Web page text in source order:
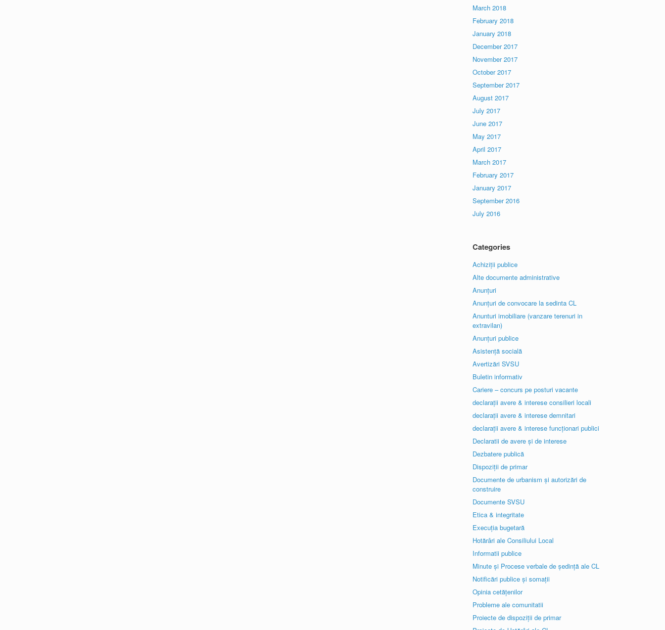
March 2018
February 2018
January 2018
December 2017
November 2017
October 2017
September 2017
August 2017
July 2017
June 2017
May 2017
April 2017
March 2017
February 2017
January 2017
September 2016
July 2016
Categories
Achiziții publice
Alte documente administrative
Anunțuri
Anunțuri de convocare la sedinta CL
Anunturi imobiliare (vanzare terenuri in
extravilan)
Anunțuri publice
Asistență socială
Avertizări SVSU
Buletin informativ
Cariere – concurs pe posturi vacante
declarații avere & interese consilieri locali
declarații avere & interese demnitari
declarații avere & interese funcționari publici
Declaratii de avere și de interese
Dezbatere publică
Dispoziții de primar
Documente de urbanism și autorizări de
construire
Documente SVSU
Etica & integritate
Execuția bugetară
Hotărâri ale Consiliului Local
Informatii publice
Minute și Procese verbale de ședință ale CL
Notificări publice și somații
Opinia cetățenilor
Probleme ale comunitatii
Proiecte de dispoziții de primar